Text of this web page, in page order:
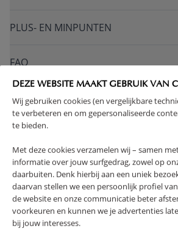
DEZE WEBSITE MAAKT GEBRUIK VAN
Wij gebruiken cookies (en vergelijkbare
te verbeteren en om gepersonaliseerde
te bieden.
Met deze cookies verzamelen wij – samen
informatie over jouw surfgedrag, zowel op
daarbuiten. Denk hierbij aan een uniek
daarvan stellen we een persoonlijk profiel
de website en onze communicatie beter
voorkeuren en kunnen we je advertenties
bij jouw interesses.
PLUS- EN MINPUNTEN
FAQ
RETOUREN
High-contrast mode
VAAK SAMEN